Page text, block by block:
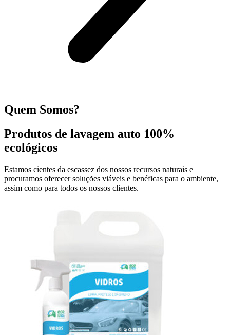
Quem Somos?
Produtos de lavagem auto 100%
ecológicos
Estamos cientes da escassez dos nossos recursos naturais e
procuramos oferecer soluções viáveis e benéficas para o ambiente,
assim como para todos os nossos clientes.